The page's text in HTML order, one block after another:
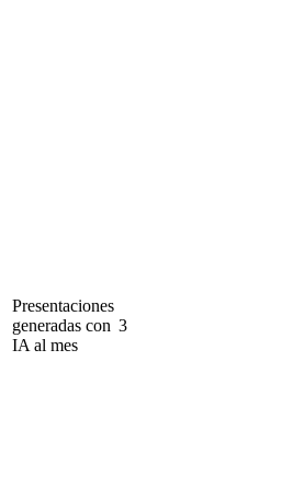
Presentaciones
generadas con
IA al mes
3